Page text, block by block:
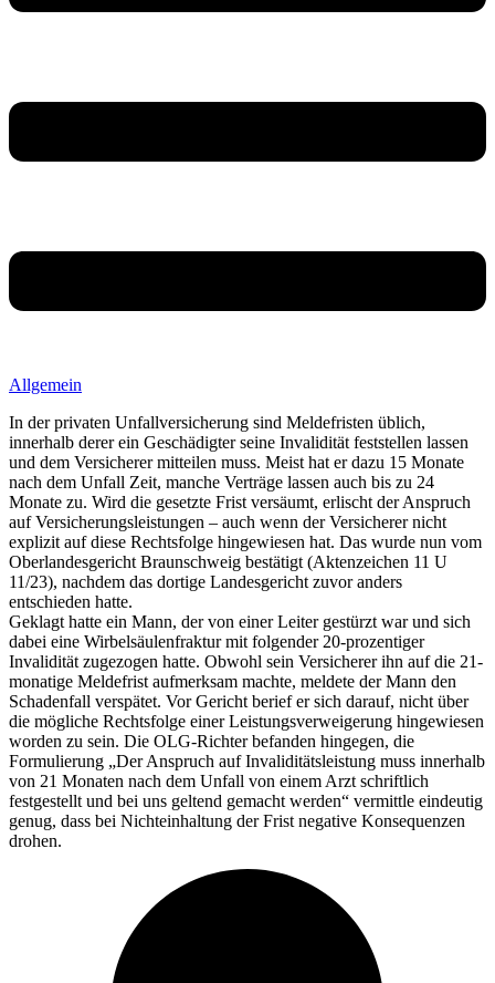
Allgemein
In der privaten Unfallversicherung sind Meldefristen üblich,
innerhalb derer ein Geschädigter seine Invalidität feststellen lassen
und dem Versicherer mitteilen muss. Meist hat er dazu 15 Monate
nach dem Unfall Zeit, manche Verträge lassen auch bis zu 24
Monate zu. Wird die gesetzte Frist versäumt, erlischt der Anspruch
auf Versicherungsleistungen – auch wenn der Versicherer nicht
explizit auf diese Rechtsfolge hingewiesen hat. Das wurde nun vom
Oberlandesgericht Braunschweig bestätigt (Aktenzeichen 11 U
11/23), nachdem das dortige Landesgericht zuvor anders
entschieden hatte.
Geklagt hatte ein Mann, der von einer Leiter gestürzt war und sich
dabei eine Wirbelsäulenfraktur mit folgender 20-prozentiger
Invalidität zugezogen hatte. Obwohl sein Versicherer ihn auf die 21-
monatige Meldefrist aufmerksam machte, meldete der Mann den
Schadenfall verspätet. Vor Gericht berief er sich darauf, nicht über
die mögliche Rechtsfolge einer Leistungsverweigerung hingewiesen
worden zu sein. Die OLG-Richter befanden hingegen, die
Formulierung „Der Anspruch auf Invaliditätsleistung muss innerhalb
von 21 Monaten nach dem Unfall von einem Arzt schriftlich
festgestellt und bei uns geltend gemacht werden“ vermittle eindeutig
genug, dass bei Nichteinhaltung der Frist negative Konsequenzen
drohen.